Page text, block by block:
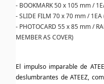
- BOOKMARK 50 x 105 mm /
- SLIDE FILM 70 x 70 mm / 1EA
- PHOTOCARD 55 x 85 mm /
MEMBER AS COVER)
El impulso imparable de
deslumbrantes de ATEEZ,